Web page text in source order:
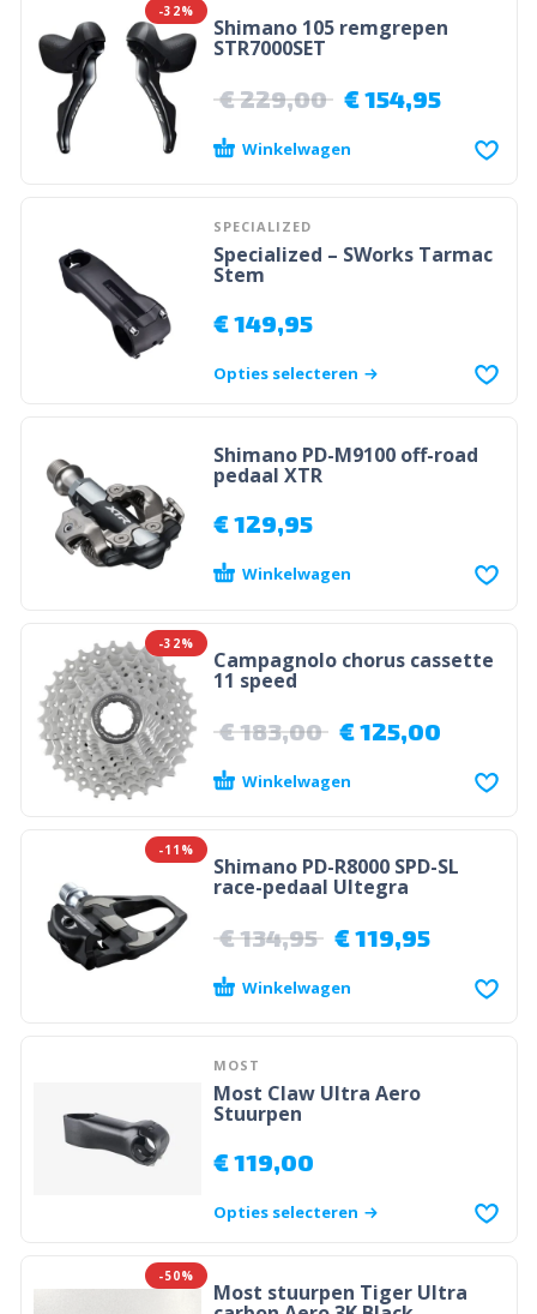
-32%
Shimano 105 remgrepen
STR7000SET
€229,00 €154,95
Winkelwagen
SPECIALIZED
Specialized – SWorks Tarmac
Stem
€149,95
Opties selecteren
Shimano PD-M9100 off-road
pedaal XTR
€129,95
Winkelwagen
-32%
Campagnolo chorus cassette
11 speed
€183,00 €125,00
Winkelwagen
-11%
Shimano PD-R8000 SPD-SL
race-pedaal Ultegra
€134,95 €119,95
Winkelwagen
MOST
Most Claw Ultra Aero
Stuurpen
€119,00
Opties selecteren
-50%
Most stuurpen Tiger Ultra